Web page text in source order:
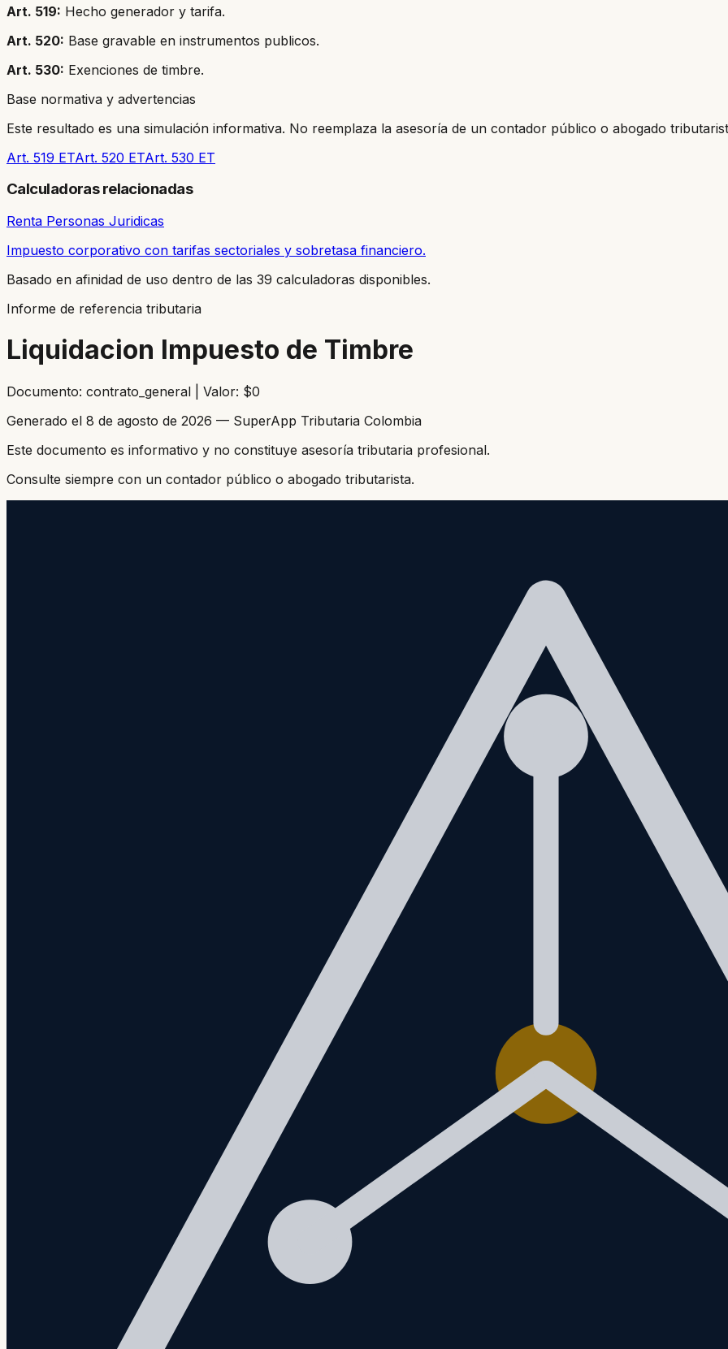
Art. 519: Hecho generador y tarifa.
Art. 520: Base gravable en instrumentos publicos.
Art. 530: Exenciones de timbre.
Base normativa y advertencias
Este resultado es una simulación informativa. No reemplaza la asesoría de un contador público o abogado
Art. 519 ETArt. 520 ETArt. 530 ET
Calculadoras relacionadas
Renta Personas Juridicas
Impuesto corporativo con tarifas sectoriales y sobretasa financiero.
Basado en afinidad de uso dentro de las 39 calculadoras disponibles.
Informe de referencia tributaria
Liquidacion Impuesto de Timbre
Documento: contrato_general | Valor: $0
Generado el 8 de agosto de 2026 — SuperApp Tributaria Colombia
Este documento es informativo y no constituye asesoría tributaria profesional.
Consulte siempre con un contador público o abogado tributarista.